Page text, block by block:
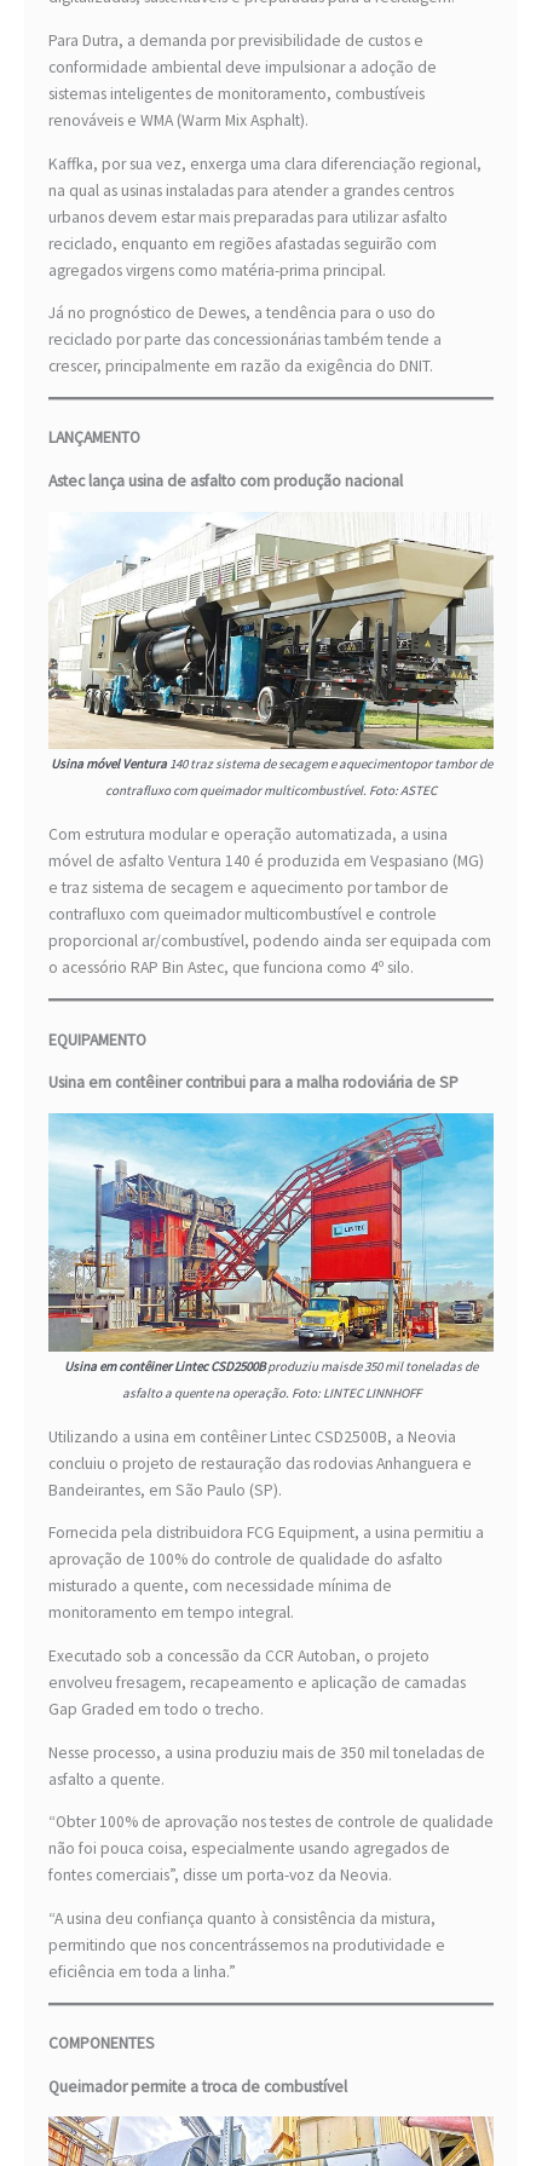
Para Dutra, a demanda por previsibilidade de custos e
conformidade ambiental deve impulsionar a adoção de
sistemas inteligentes de monitoramento, combustíveis
renováveis e WMA (Warm Mix Asphalt).
Kaffka, por sua vez, enxerga uma clara diferenciação regional,
na qual as usinas instaladas para atender a grandes centros
urbanos devem estar mais preparadas para utilizar asfalto
reciclado, enquanto em regiões afastadas seguirão com
agregados virgens como matéria-prima principal.
Já no prognóstico de Dewes, a tendência para o uso do
reciclado por parte das concessionárias também tende a
crescer, principalmente em razão da exigência do DNIT.
LANÇAMENTO
Astec lança usina de asfalto com produção nacional
Usina móvel Ventura140 traz sistema de secagem e aquecimentopor tambor de
contrafluxo com queimador multicombustível. Foto: ASTEC
Com estrutura modular e operação automatizada, a usina
móvel de asfalto Ventura 140 é produzida em Vespasiano (MG)
e traz sistema de secagem e aquecimento por tambor de
contrafluxo com queimador multicombustível e controle
proporcional ar/combustível, podendo ainda ser equipada com
o acessório RAP Bin Astec, que funciona como 4º silo.
EQUIPAMENTO
Usina em contêiner contribui para a malha rodoviária de SP
Usina em contêiner Lintec CSD2500Bproduziu maisde 350 mil toneladas de
asfalto a quente na operação. Foto: LINTEC LINNHOFF
Utilizando a usina em contêiner Lintec CSD2500B, a Neovia
concluiu o projeto de restauração das rodovias Anhanguera e
Bandeirantes, em São Paulo (SP).
Fornecida pela distribuidora FCG Equipment, a usina permitiu a
aprovação de 100% do controle de qualidade do asfalto
misturado a quente, com necessidade mínima de
monitoramento em tempo integral.
Executado sob a concessão da CCR Autoban, o projeto
envolveu fresagem, recapeamento e aplicação de camadas
Gap Graded em todo o trecho.
Nesse processo, a usina produziu mais de 350 mil toneladas de
asfalto a quente.
“Obter 100% de aprovação nos testes de controle de qualidade
não foi pouca coisa, especialmente usando agregados de
fontes comerciais”, disse um porta-voz da Neovia.
“A usina deu confiança quanto à consistência da mistura,
permitindo que nos concentrássemos na produtividade e
eficiência em toda a linha.”
COMPONENTES
Queimador permite a troca de combustível